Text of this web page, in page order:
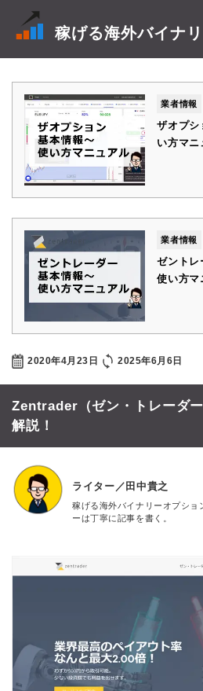
稼げる海外バイナ
業者情報
ザオプシ
い方マニ
業者情報
ゼントレ
使い方マ
2020年4月23日 2025年6月6日
Zentrader（ゼン・トレーダ
解説！
ライター／田中貴之
稼げる海外バイナリーオプショ
ーは丁寧に記事を書く。